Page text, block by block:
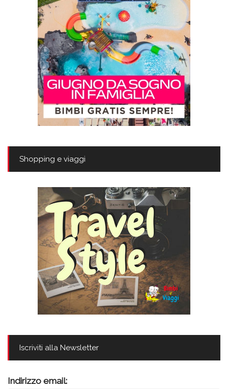
Shopping e viaggi
Iscriviti alla Newsletter
Indirizzo email: